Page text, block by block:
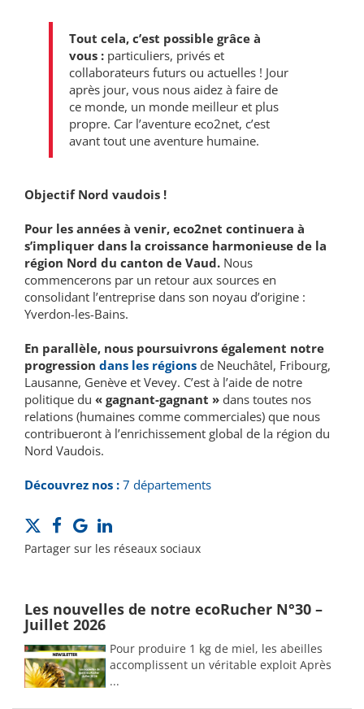
Tout cela, c’est possible grâce à
vous : particuliers, privés et
collaborateurs futurs ou actuelles ! Jour
après jour, vous nous aidez à faire de
ce monde, un monde meilleur et plus
propre. Car l’aventure eco2net, c’est
avant tout une aventure humaine.
Objectif Nord vaudois !
Pour les années à venir, eco2net continuera à
s’impliquer dans la croissance harmonieuse de la
région Nord du canton de Vaud. Nous
commencerons par un retour aux sources en
consolidant l’entreprise dans son noyau d’origine :
Yverdon-les-Bains.
En parallèle, nous poursuivrons également notre
progression dans les régions de Neuchâtel, Fribourg,
Lausanne, Genève et Vevey. C’est à l’aide de notre
politique du « gagnant-gagnant » dans toutes nos
relations (humaines comme commerciales) que nous
contribueront à l’enrichissement global de la région du
Nord Vaudois.
Découvrez nos : 7 départements
Partager sur les réseaux sociaux
Les nouvelles de notre ecoRucher N°30 –
Juillet 2026
Pour produire 1 kg de miel, les abeilles
accomplissent un véritable exploit Après
...